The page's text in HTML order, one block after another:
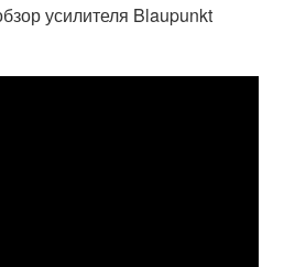
усилителя Blaupunkt